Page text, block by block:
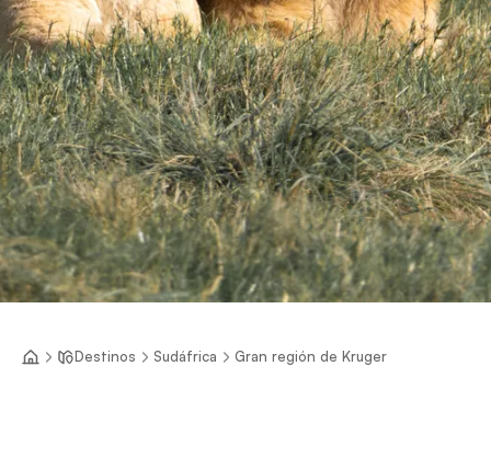
Destinos Sudáfrica Gran región de Kruger